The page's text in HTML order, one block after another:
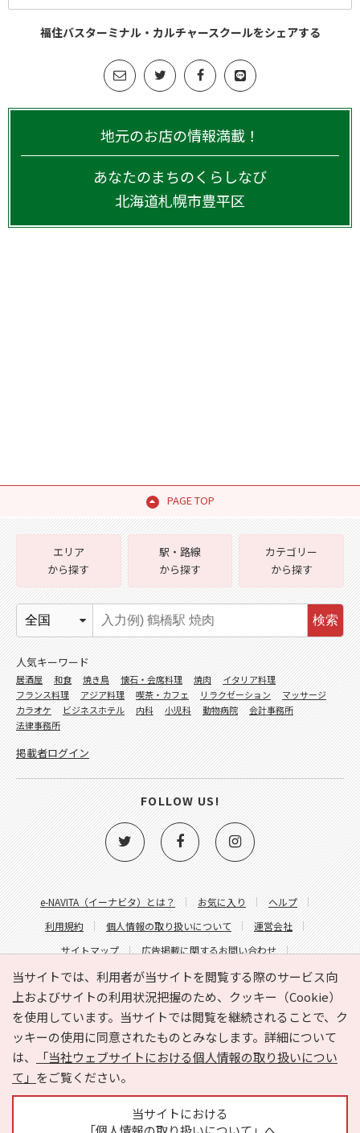
福住バスターミナル・カルチャースクールをシェアする
地元のお店の情報満載！
あなたのまちのくらしなび
北海道札幌市豊平区
PAGE TOP
当サイトでは、利用者が当サイトを閲覧する際のサービス向
上およびサイトの利用状況把握のため、クッキー（Cookie）
を使用しています。当サイトでは閲覧を継続されることで、ク
ッキーの使用に同意されたものとみなします。詳細について
は、
「当社ウェブサイトにおける個人情報の取り扱いについ
て」 をご覧ください。
当サイトにおける
e-NAVITA（イーナビタ）とは？ お気に入り
ヘルプ
利用規約
個人情報の取り扱いについて
運営会社
サイトマップ
広告掲載に関するお問い合わせ
サイトの内容に関するお問い合わせ
エリア
から探す
駅・路線
から探す
カテゴリー
から探す
検索
人気キーワード
居酒屋 和食 焼き鳥 懐石・会席料理 焼肉
イタリア料理
フランス料理
アジア料理 喫茶・カフェ リラクゼーション
マッサージ
カラオケ
ビジネスホテル 内科 小児科 動物病院
会計事務所
法律事務所
掲載者ログイン
FOLLOW US!
Copyright © HYOJITO.Co.,Ltd. All Rights Reserved.